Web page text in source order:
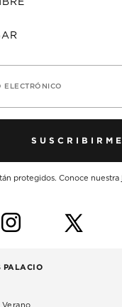
ELECTRÓNICO
SUSCRIBIRME
protegidos. Conoce nuestra
i
PALACIO
Verano